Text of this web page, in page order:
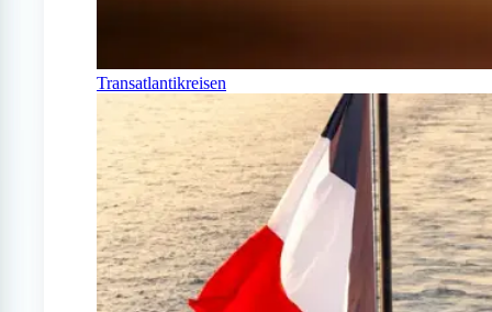
Transatlantikreisen